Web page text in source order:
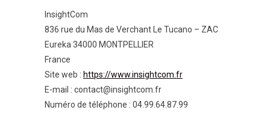
InsightCom
836 rue du Mas de Verchant Le Tucano – ZAC
Eureka 34000 MONTPELLIER
France
Site web : https://www.insightcom.fr
E-mail : contact@insightcom.fr
Numéro de téléphone : 04.99.64.87.99